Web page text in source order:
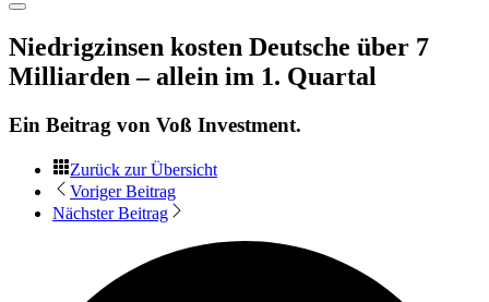
Niedrigzinsen kosten Deutsche über 7
Milliarden – allein im 1. Quartal
Ein Beitrag von Voß Investment.
Zurück zur Übersicht
Voriger Beitrag
Nächster Beitrag